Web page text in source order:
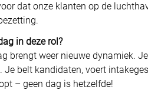
dat onze klanten op de
in deze rol?
brengt weer nieuwe dynamiek.
Je belt kandidaten, voert
– geen dag is hetzelfde!